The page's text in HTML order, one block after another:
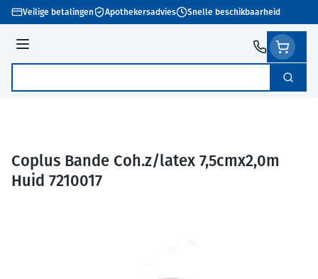
Ga naar de inhoud
Veilige betalingen Apothekersadvies Snelle beschikbaarheid
Menu
Zoek
Coplus Bande Coh.z/latex 7,5cmx2,0m
Huid 7210017